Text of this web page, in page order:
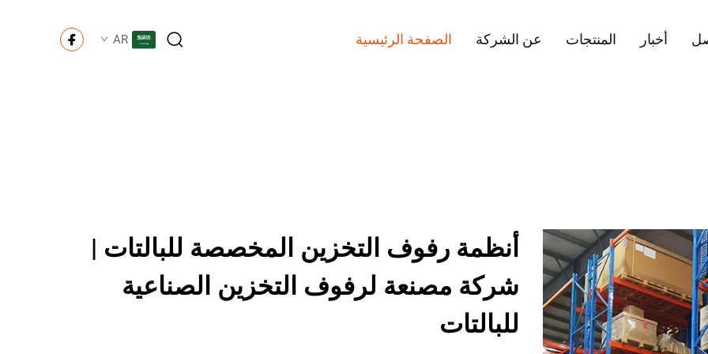
الصفحة الرئيسية عن الشركة المنتجات أخبار AR
أنظمة رفوف التخزين المخصصة للبالتات |
شركة مصنعة لرفوف التخزين الصناعية
للبالتات